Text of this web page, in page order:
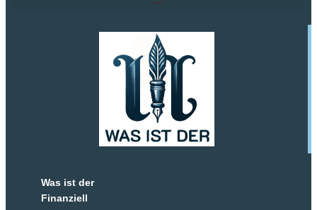
Was ist der
Finanziell